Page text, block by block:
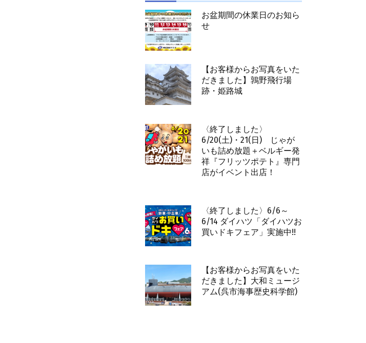
お盆期間の休業日のお知ら
せ
【お客様からお写真をいた
だきました】鶉野飛行場
跡・姫路城
〈終了しました〉
6/20(土)・21(日) じゃが
いも詰め放題＋ベルギー発
祥『フリッツポテト』専門
店がイベント出店！
〈終了しました〉6/6～
6/14 ダイハツ「ダイハツお
買いドキフェア」実施中!!
【お客様からお写真をいた
だきました】大和ミュージ
アム(呉市海事歴史科学館)